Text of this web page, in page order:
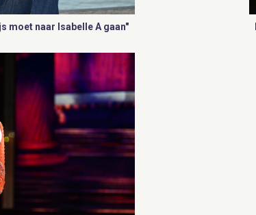
moet naar Isabelle A gaan"